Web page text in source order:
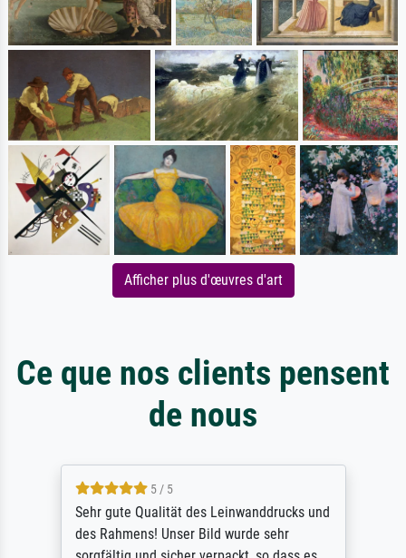
Afficher plus d'œuvres d'art
Ce que nos clients pensent
de nous
5 / 5
Sehr gute Qualität des Leinwanddrucks und
des Rahmens! Unser Bild wurde sehr